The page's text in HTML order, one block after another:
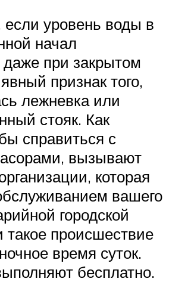
уровень воды в
начал
при закрытом
признак того,
лежневка или
стояк. Как
справиться с
вызывают
которая
вашего
городской
происшествие
время суток.
бесплатно.